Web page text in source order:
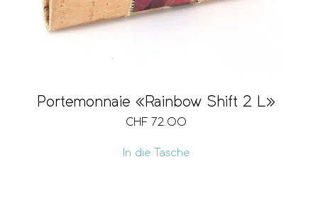
Portemonnaie «Rainbow Shift 2 L»
CHF 72.00
In die Tasche